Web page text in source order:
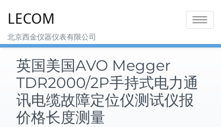
LECOM
北京西金仪器仪表有限公司
Toggle
英国美国AVO Megger
TDR2000/2P手持式电力通
讯电缆故障定位仪测试仪报
价格长度测量